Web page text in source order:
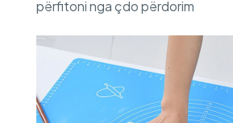
përfitoni nga çdo përdorim